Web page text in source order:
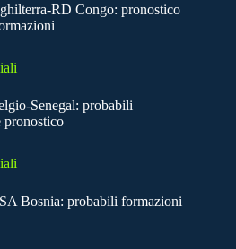
RD Congo: pronostico
Senegal: probabili
pronostico
Bosnia: probabili formazioni